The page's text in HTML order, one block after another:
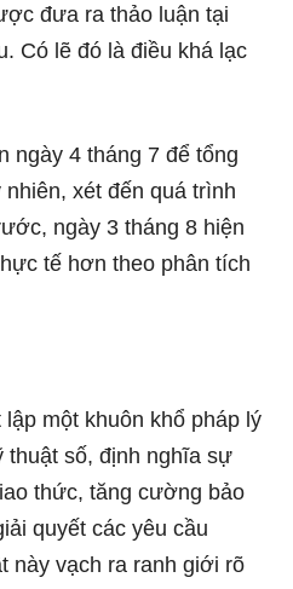
đưa ra thảo luận tại
Có lẽ đó là điều khá lạc
ngày 4 tháng 7 để tổng
xét đến quá trình
ngày 3 tháng 8 hiện
tế hơn theo phân tích
một khuôn khổ pháp lý
thuật số, định nghĩa sự
thức, tăng cường bảo
quyết các yêu cầu
này vạch ra ranh giới rõ